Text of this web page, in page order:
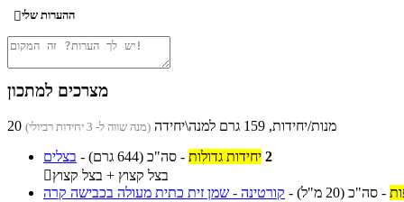
ההערות שלי
מצרכים למתכון
20 מנות/יחידות, 159 גרם למנה\יחידה (מנה שווה ל- 3 יחידות רביולי)
בצלים - 2 יחידות גדולות - סה"כ (644 גרם)
בצל קצוץ + בצל קצוץ
קורטינה - שמן זית כתית מעולה בכבישה קרה - - סה"כ (20 מ"ל)